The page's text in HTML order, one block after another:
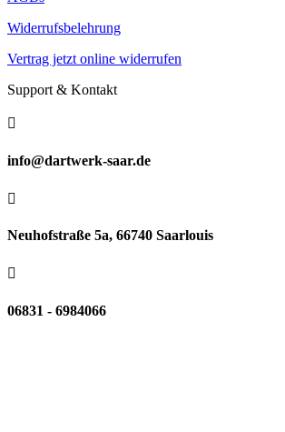
Widerrufsbelehrung
Vertrag jetzt online widerrufen
Support & Kontakt

info@dartwerk-saar.de

Neuhofstraße 5a, 66740 Saarlouis

06831 - 6984066